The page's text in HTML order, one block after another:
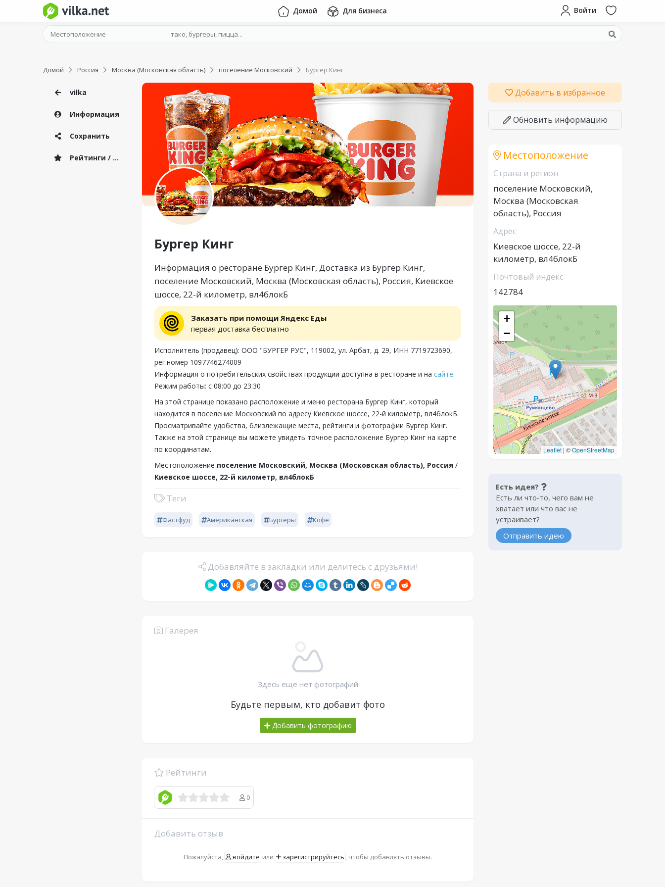
Домой Для бизнеса Войти
Домой Россия Москва (Московская область) поселение Московский Бургер Кинг
vilka
Информация
Сохранить
Рейтинги / Отзывы
Бургер Кинг
Информация о ресторане Бургер Кинг, Доставка из Бургер Кинг,
поселение Московский, Москва (Московская область), Россия, Киевское
шоссе, 22-й километр, вл4блокБ
Заказать при помощи Яндекс Еды
первая доставка бесплатно
Исполнитель (продавец): ООО "БУРГЕР РУС", 119002, ул. Арбат, д. 29, ИНН 7719723690,
рег.номер 1097746274009
Информация о потребительских свойствах продукции доступна в ресторане и на сайте.
Режим работы: с 08:00 до 23:30
На этой странице показано расположение и меню ресторана Бургер Кинг, который
находится в поселение Московский по адресу Киевское шоссе, 22-й километр, вл4блокБ.
Просматривайте удобства, близлежащие места, рейтинги и фотографии Бургер Кинг.
Также на этой странице вы можете увидеть точное расположение Бургер Кинг на карте
по координатам.
Местоположение поселение Московский, Москва (Московская область), Россия /
Киевское шоссе, 22-й километр, вл4блокБ
Теги
Фастфуд Американская Бургеры Кофе
Добавляйте в закладки или делитесь с друзьями!
Галерея
Здесь еще нет фотографий
Будьте первым, кто добавит фото
Добавить фотографию
Рейтинги
0
Добавить отзыв
Пожалуйста, войдите или зарегистрируйтесь , чтобы добавлять отзывы.
Добавить в избранное
Обновить информацию
Местоположение
Страна и регион
поселение Московский,
Москва (Московская
область), Россия
Адрес
Киевское шоссе, 22-й
километр, вл4блокБ
Почтовый индекс
142784
+
−
Leaflet | ©OpenStreetMap
Есть идея?
Есть ли что-то, чего вам не
хватает или что вас не
устраивает?
Отправить идею